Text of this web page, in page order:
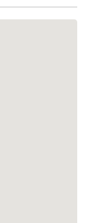
กล้เคียง